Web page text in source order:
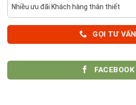
Nhiều ưu đãi Khách hàng thân thiết
GỌI TƯ VẤN
FACEBOOK